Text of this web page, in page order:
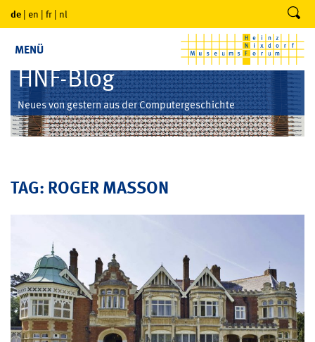
de | en | fr | nl
MENÜ
HNF-Blog
Neues von gestern aus der Computergeschichte
TAG: ROGER MASSON